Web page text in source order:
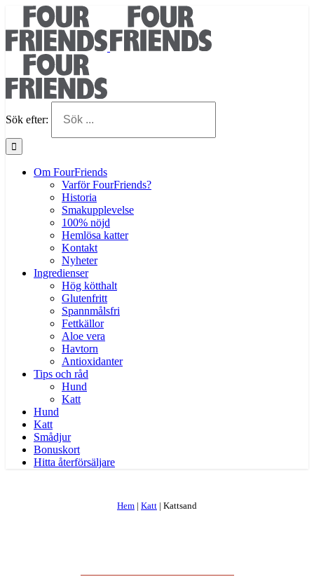
Sök efter:
Om FourFriends
Varför FourFriends?
Historia
Smakupplevelse
100% nöjd
Hemlösa katter
Kontakt
Nyheter
Ingredienser
Hög kötthalt
Glutenfritt
Spannmålsfri
Fettkällor
Aloe vera
Havtorn
Antioxidanter
Tips och råd
Hund
Katt
Hund
Katt
Smådjur
Bonuskort
Hitta återförsäljare
Hem| Katt| Kattsand